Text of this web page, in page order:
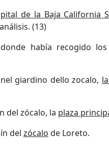
de la Baja California
(13)
donde había recogido
giardino dello zocalo,
del zócalo, la plaza
del zócalo de Loreto.